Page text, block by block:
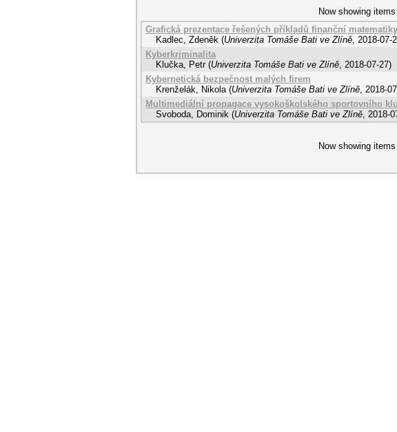
Now showing
Grafická prezentace řešených příkladů finanční matematiky
Kadlec, Zdeněk (Univerzita Tomáše Bati ve Zlíně, 2018-07-
Kyberkriminalita
Klučka, Petr (Univerzita Tomáše Bati ve Zlíně, 2018-07-27)
Kybernetická bezpečnost malých firem
Krenželák, Nikola (Univerzita Tomáše Bati ve Zlíně, 2018-
Multimediální propagace vysokoškolského sportovního
Svoboda, Dominik (Univerzita Tomáše Bati ve Zlíně, 2018-
Now showing